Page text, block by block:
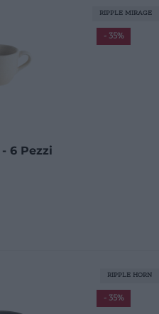
- 6 Pezzi
- 35%
RIPPLE MIRAGE
- 35%
RIPPLE HORN